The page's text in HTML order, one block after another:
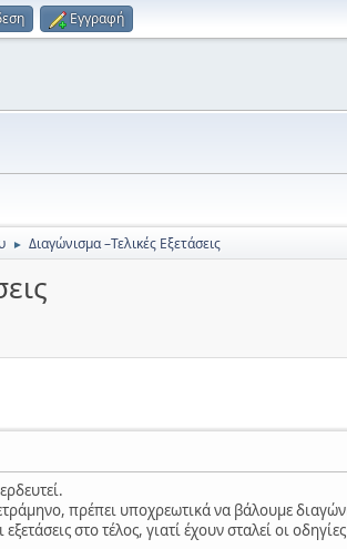
Εγγραφή
► Διαγώνισμα –Τελικές Εξετάσεις
πρέπει υποχρεωτικά να βάλουμε
στο τέλος, γιατί έχουν σταλεί οι